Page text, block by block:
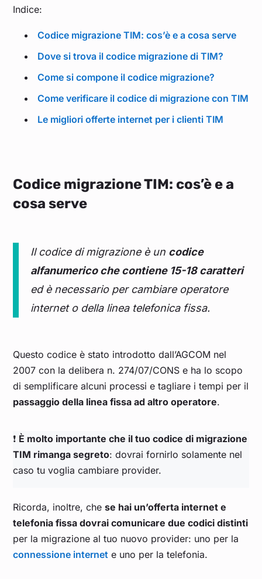
Indice:
Codice migrazione TIM: cos’è e a cosa serve
Dove si trova il codice migrazione di TIM?
Come si compone il codice migrazione?
Come verificare il codice di migrazione con TIM
Le migliori offerte internet per i clienti TIM
Codice migrazione TIM: cos’è e a
cosa serve
Il codice di migrazione è un codice
alfanumerico che contiene 15-18 caratteri
ed è necessario per cambiare operatore
internet o della linea telefonica fissa.
Questo codice è stato introdotto dall’AGCOM nel
2007 con la delibera n. 274/07/CONS e ha lo scopo
di semplificare alcuni processi e tagliare i tempi per il
passaggio della linea fissa ad altro operatore.
❗️ È molto importante che il tuo codice di migrazione
TIM rimanga segreto: dovrai fornirlo solamente nel
caso tu voglia cambiare provider.
Ricorda, inoltre, chese hai un’offerta internet e
telefonia fissa dovrai comunicare due codici distinti
per la migrazione al tuo nuovo provider: uno per la
connessione internet e uno per la telefonia.